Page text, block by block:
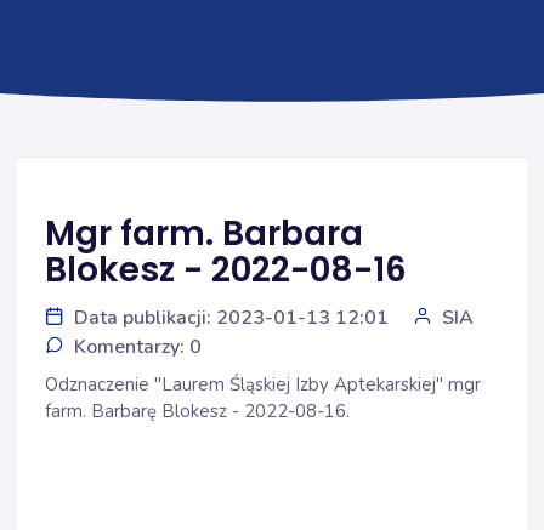
Mgr farm. Barbara
Blokesz - 2022-08-16
Data publikacji: 2023-01-13 12:01
SIA
Komentarzy: 0
Odznaczenie "Laurem Śląskiej Izby Aptekarskiej" mgr
farm. Barbarę Blokesz - 2022-08-16.